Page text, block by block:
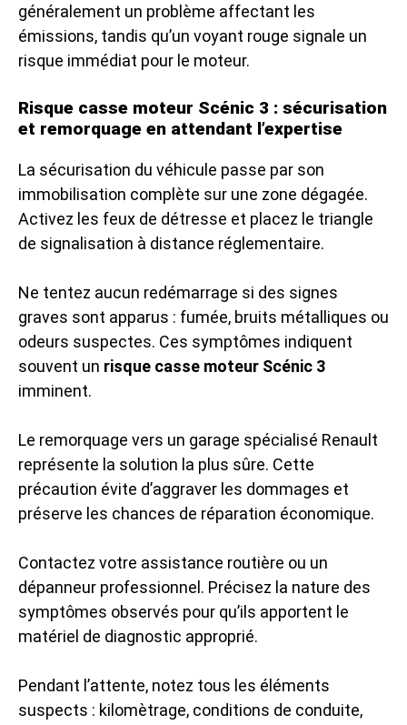
généralement un problème affectant les
émissions, tandis qu’un voyant rouge signale un
risque immédiat pour le moteur.
Risque casse moteur Scénic 3 : sécurisation
et remorquage en attendant l’expertise
La sécurisation du véhicule passe par son
immobilisation complète sur une zone dégagée.
Activez les feux de détresse et placez le triangle
de signalisation à distance réglementaire.
Ne tentez aucun redémarrage si des signes
graves sont apparus : fumée, bruits métalliques ou
odeurs suspectes. Ces symptômes indiquent
souvent un risque casse moteur Scénic 3
imminent.
Le remorquage vers un garage spécialisé Renault
représente la solution la plus sûre. Cette
précaution évite d’aggraver les dommages et
préserve les chances de réparation économique.
Contactez votre assistance routière ou un
dépanneur professionnel. Précisez la nature des
symptômes observés pour qu’ils apportent le
matériel de diagnostic approprié.
Pendant l’attente, notez tous les éléments
suspects : kilomètrage, conditions de conduite,